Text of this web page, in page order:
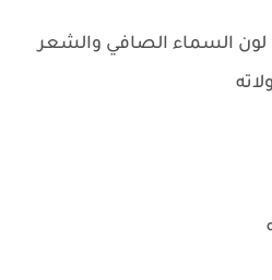
لون السماء الصافي والشعر